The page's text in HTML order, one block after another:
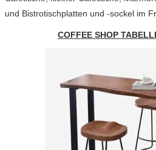
und Bistrotischplatten und -sockel im
COFFEE SHOP